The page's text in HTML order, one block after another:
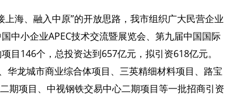
海、融入中原”的开放思路，我市组织广大民营企业
中小企业APEC技术交流暨展览会、第九届中国国际
目146个，总投资达到657亿元，拟引资618亿元。
华龙城市商业综合体项目、三英精细材料项目、路宝
期项目、中视钢铁交易中心二期项目等一批招商引资